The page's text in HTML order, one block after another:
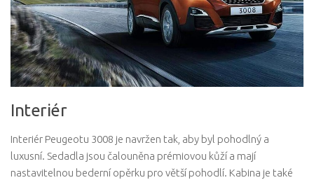
Interiér
Interiér Peugeotu 3008 je navržen tak, aby byl pohodlný a
luxusní. Sedadla jsou čalouněna prémiovou kůží a mají
nastavitelnou bederní opěrku pro větší pohodlí. Kabina je také